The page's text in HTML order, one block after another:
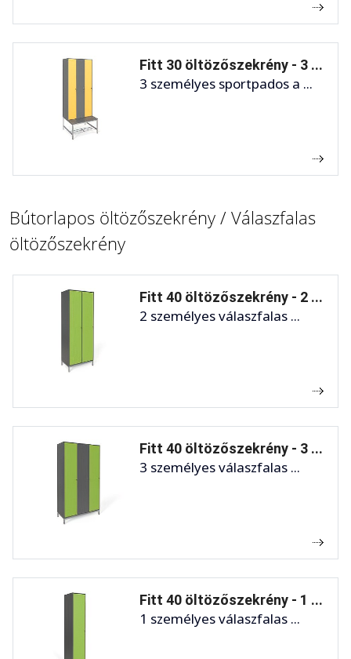
Fitt 30 öltözőszekrény - 3 ...
3 személyes sportpados a ...
Bútorlapos öltözőszekrény / Válaszfalas
öltözőszekrény
Fitt 40 öltözőszekrény - 2 ...
2 személyes válaszfalas ...
Fitt 40 öltözőszekrény - 3 ...
3 személyes válaszfalas ...
Fitt 40 öltözőszekrény - 1 ...
1 személyes válaszfalas ...